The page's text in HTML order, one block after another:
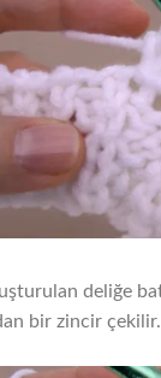
deliğe
bir zincir çekilir.